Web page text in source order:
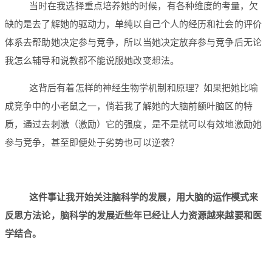
当时在我选择重点培养她的时候，有各种维度的考量，欠
缺的是去了解她的驱动力，单纯以自己个人的经历和社会的评价
体系去帮助她决定参与竞争，所以当她决定放弃参与竞争后无论
我怎么辅导和说教都不能说服她改变想法。
这背后有着怎样的神经生物学机制和原理？如果把她比喻
成竞争中的小老鼠之一，倘若我了解她的大脑前额叶脑区的特
质，通过去刺激（激励）它的强度，是不是就可以有效地激励她
参与竞争，甚至即便处于劣势也可以逆袭？
这件事让我开始关注脑科学的发展，用大脑的运作模式来
反思方法论，脑科学的发展近些年已经让人力资源越来越要和医
学结合。